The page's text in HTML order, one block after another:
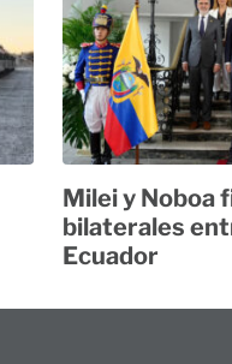
Milei y Noboa
bilaterales
Ecuador